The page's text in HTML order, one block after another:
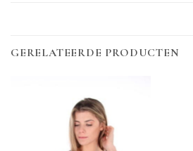
GERELATEERDE PRODUCTEN